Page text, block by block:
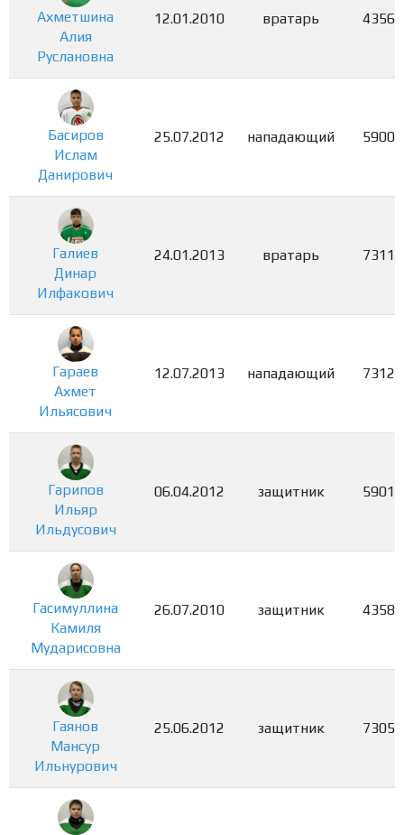
Ахметшина
Алия
Руслановна
12.01.2010 вратарь 4356
Басиров
Ислам
Данирович
25.07.2012 нападающий 5900
Галиев
Динар
Илфакович
24.01.2013 вратарь 7311
Гараев
Ахмет
Ильясович
12.07.2013 нападающий 7312
Гарипов
Ильяр
Ильдусович
06.04.2012 защитник 5901
Гасимуллина
Камиля
Мударисовна
26.07.2010 защитник 4358
Гаянов
Мансур
Ильнурович
25.06.2012 защитник 7305